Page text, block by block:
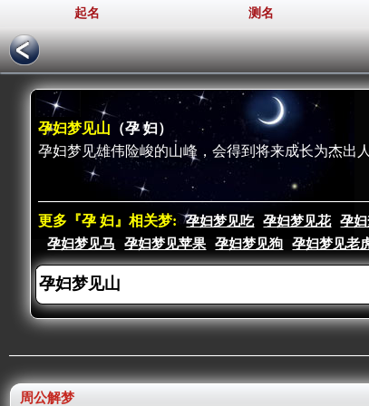
起名 测名
孕妇梦见山 （孕 妇）
孕妇梦见雄伟险峻的山峰，会得到将来成长为杰出
更多『孕 妇』相关梦: 孕妇梦见吃 孕妇梦见花 孕
孕妇梦见马
孕妇梦见苹果 孕妇梦见狗 孕妇梦见老
周公解梦